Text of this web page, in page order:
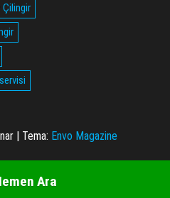
Çilingir
| Tema: Envo Magazine
Ara